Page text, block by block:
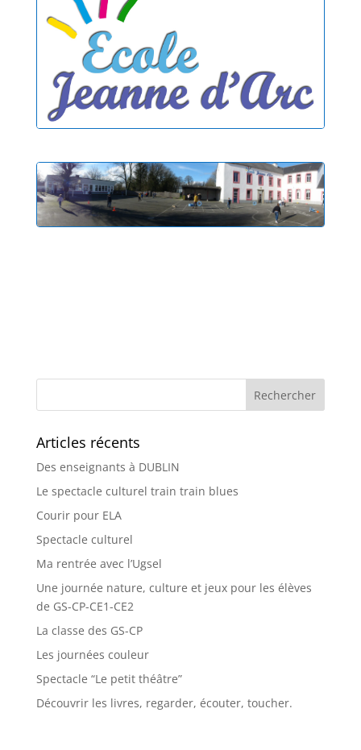
Articles récents
Des enseignants à DUBLIN
Le spectacle culturel train train blues
Courir pour ELA
Spectacle culturel
Ma rentrée avec l’Ugsel
Une journée nature, culture et jeux pour les élèves
de GS-CP-CE1-CE2
La classe des GS-CP
Les journées couleur
Spectacle “Le petit théâtre”
Découvrir les livres, regarder, écouter, toucher.